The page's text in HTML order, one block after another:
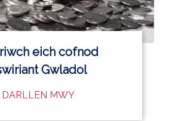
eich cofnod
Gwladol
DARLLEN MWY